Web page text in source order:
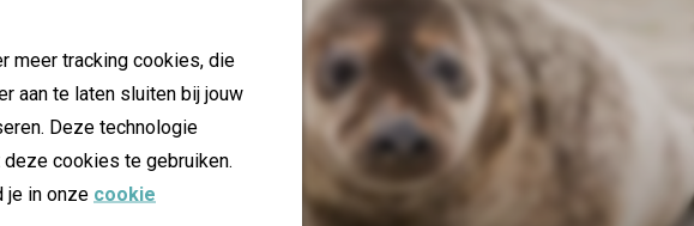
meer tracking cookies, die
aan te laten sluiten bij jouw
Deze technologie
cookies te gebruiken.
je in onze cookie